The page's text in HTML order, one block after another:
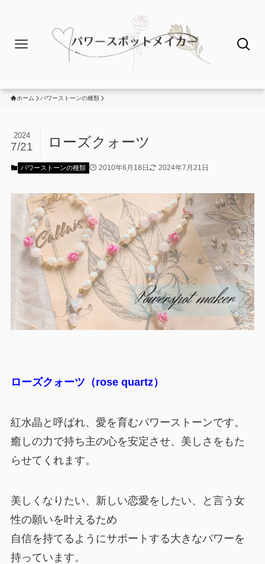
ホーム パワーストーンの種類
ローズクォーツ
2024
7/21
パワーストーンの種類 2010年6月18日 2024年7月21日
ローズクォーツ（rose quartz）
紅水晶と呼ばれ、愛を育むパワーストーンです。
癒しの力で持ち主の心を安定させ、美しさをもた
らせてくれます。
美しくなりたい、新しい恋愛をしたい、と言う女
性の願いを叶えるため
自信を持てるようにサポートする大きなパワーを
持っています。